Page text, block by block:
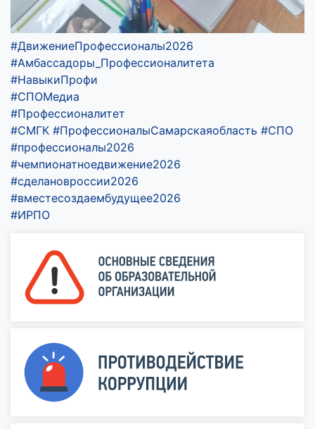
#ДвижениеПрофессионалы2026
#Амбассадоры_Профессионалитета
#НавыкиПрофи
#СПОМедиа
#Профессионалитет
#СМГК #ПрофессионалыСамарскаяобласть #СПО
#профессионалы2026
#чемпионатноедвижение2026
#сделановроссии2026
#вместесоздаембудущее2026
#ИРПО